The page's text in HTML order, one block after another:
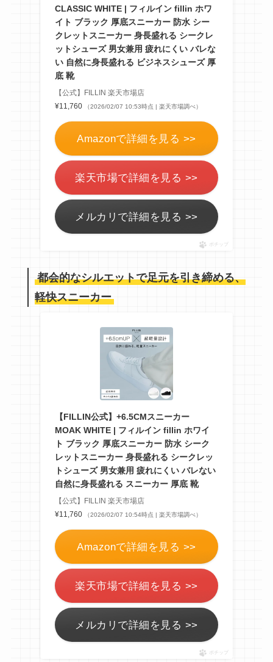
CLASSIC WHITE | フィルイン fillin ホワ
イト ブラック 厚底スニーカー 防水 シー
クレットスニーカー 身長盛れる シークレ
ットシューズ 男女兼用 疲れにくい バレな
い 自然に身長盛れる ビジネスシューズ 厚
底 靴
【公式】FILLIN 楽天市場店
¥11,760
（2026/02/07 10:53時点 | 楽天市場調べ）
Amazonで詳細を見る >>
楽天市場で詳細を見る >>
メルカリで詳細を見る >>
ポチップ
都会的なシルエットで足元を引き締める、
軽快スニーカー
【FILLIN公式】+6.5CMスニーカー
MOAK WHITE | フィルイン fillin ホワイ
ト ブラック 厚底スニーカー 防水 シーク
レットスニーカー 身長盛れる シークレッ
トシューズ 男女兼用 疲れにくい バレない
自然に身長盛れる スニーカー 厚底 靴
【公式】FILLIN 楽天市場店
¥11,760
（2026/02/07 10:54時点 | 楽天市場調べ）
Amazonで詳細を見る >>
楽天市場で詳細を見る >>
メルカリで詳細を見る >>
ポチップ